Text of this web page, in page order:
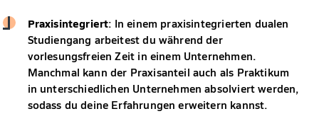
Praxisintegriert: In einem praxisintegrierten dualen
Studiengang arbeitest du während der
vorlesungsfreien Zeit in einem Unternehmen.
Manchmal kann der Praxisanteil auch als Praktikum
in unterschiedlichen Unternehmen absolviert werden,
sodass du deine Erfahrungen erweitern kannst.